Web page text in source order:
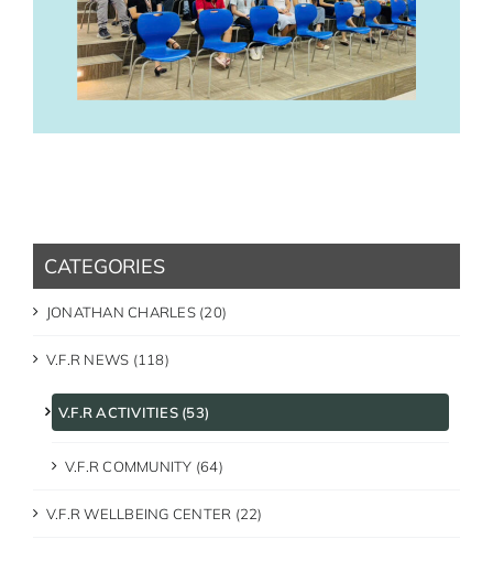
CATEGORIES
JONATHAN CHARLES (20)
V.F.R NEWS (118)
V.F.R ACTIVITIES (53)
V.F.R COMMUNITY (64)
V.F.R WELLBEING CENTER (22)